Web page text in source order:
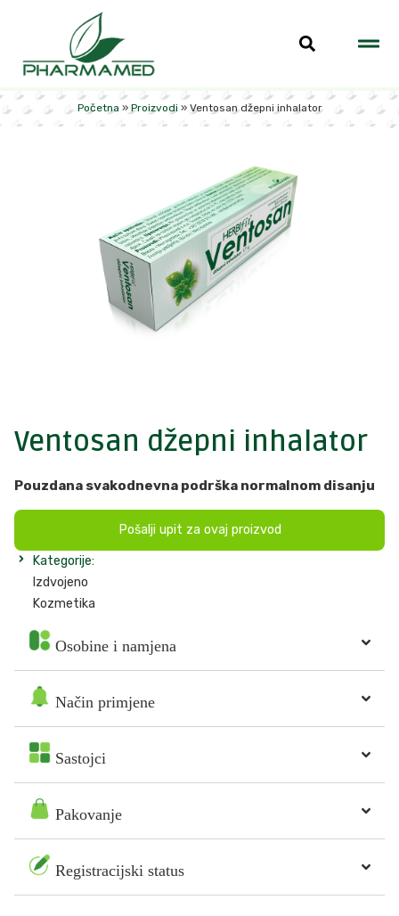
Početna » Proizvodi » Ventosan džepni inhalator
Ventosan džepni inhalator
Pouzdana svakodnevna podrška normalnom disanju
Pošalji upit za ovaj proizvod
Kategorije:
Izdvojeno
Kozmetika
Osobine i namjena
Način primjene
Sastojci
Pakovanje
Registracijski status